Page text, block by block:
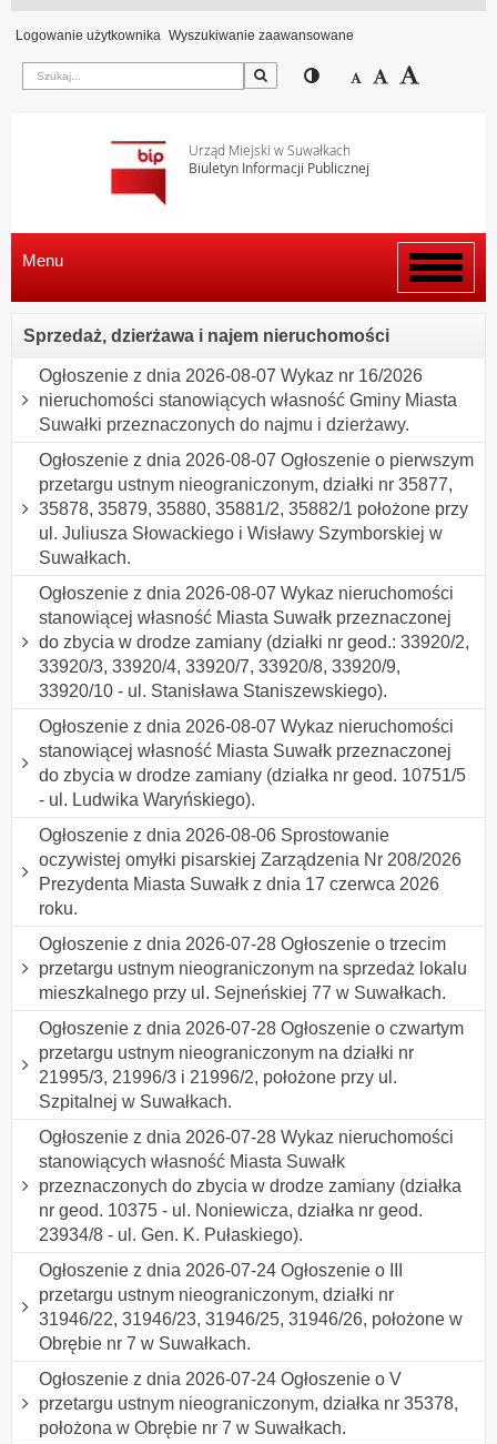
Logowanie użytkownika Wyszukiwanie zaawansowane
Szukaj Przełącz pomiędzy
Zmniejsz
Domyślny
Urząd Miejski w Suwałkach
Biuletyn Informacji Publicznej
Włącz
menu
Menu
Sprzedaż, dzierżawa i najem nieruchomości
Ogłoszenie z dnia 2026-08-07 Wykaz nr 16/2026
nieruchomości stanowiących własność Gminy Miasta
Suwałki przeznaczonych do najmu i dzierżawy.
Ogłoszenie z dnia 2026-08-07 Ogłoszenie o pierwszym
przetargu ustnym nieograniczonym, działki nr 35877,
35878, 35879, 35880, 35881/2, 35882/1 położone przy
ul. Juliusza Słowackiego i Wisławy Szymborskiej w
Suwałkach.
Ogłoszenie z dnia 2026-08-07 Wykaz nieruchomości
stanowiącej własność Miasta Suwałk przeznaczonej
do zbycia w drodze zamiany (działki nr geod.: 33920/2,
33920/3, 33920/4, 33920/7, 33920/8, 33920/9,
33920/10 - ul. Stanisława Staniszewskiego).
Ogłoszenie z dnia 2026-08-07 Wykaz nieruchomości
stanowiącej własność Miasta Suwałk przeznaczonej
do zbycia w drodze zamiany (działka nr geod. 10751/5
- ul. Ludwika Waryńskiego).
Ogłoszenie z dnia 2026-08-06 Sprostowanie
oczywistej omyłki pisarskiej Zarządzenia Nr 208/2026
Prezydenta Miasta Suwałk z dnia 17 czerwca 2026
roku.
Ogłoszenie z dnia 2026-07-28 Ogłoszenie o trzecim
przetargu ustnym nieograniczonym na sprzedaż lokalu
mieszkalnego przy ul. Sejneńskiej 77 w Suwałkach.
Ogłoszenie z dnia 2026-07-28 Ogłoszenie o czwartym
przetargu ustnym nieograniczonym na działki nr
21995/3, 21996/3 i 21996/2, położone przy ul.
Szpitalnej w Suwałkach.
Ogłoszenie z dnia 2026-07-28 Wykaz nieruchomości
stanowiących własność Miasta Suwałk
przeznaczonych do zbycia w drodze zamiany (działka
nr geod. 10375 - ul. Noniewicza, działka nr geod.
23934/8 - ul. Gen. K. Pułaskiego).
Ogłoszenie z dnia 2026-07-24 Ogłoszenie o III
przetargu ustnym nieograniczonym, działki nr
31946/22, 31946/23, 31946/25, 31946/26, położone w
Obrębie nr 7 w Suwałkach.
Ogłoszenie z dnia 2026-07-24 Ogłoszenie o V
przetargu ustnym nieograniczonym, działka nr 35378,
położona w Obrębie nr 7 w Suwałkach.